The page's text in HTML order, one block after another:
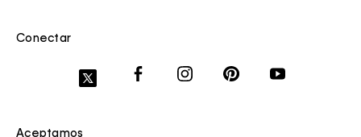
Conectar
Aceptamos